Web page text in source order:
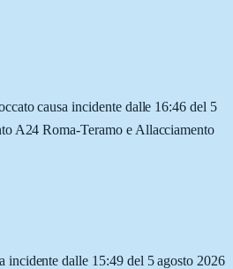
causa incidente dalle 16:46 del 5
A24 Roma-Teramo e Allacciamento
incidente dalle 15:49 del 5 agosto 2026